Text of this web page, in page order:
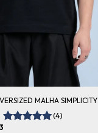
MALHA SIMPLICITY
(4)